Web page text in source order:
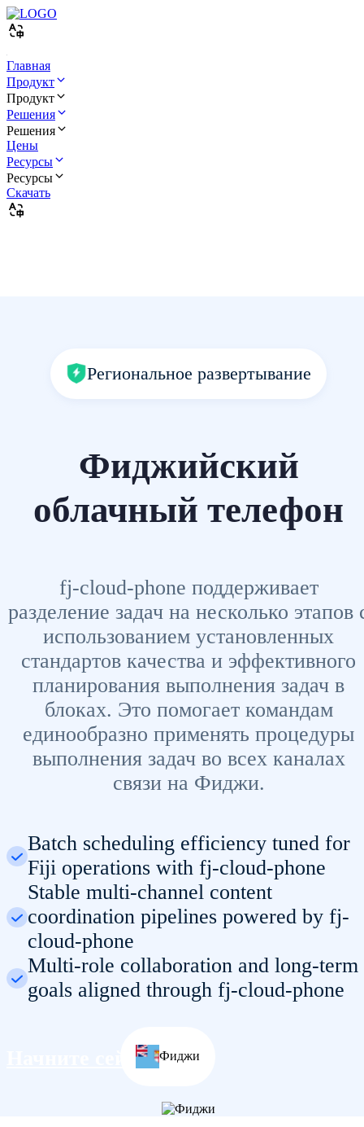
Главная
Продукт
Продукт
Решения
Решения
Цены
Ресурсы
Ресурсы
Скачать
Региональное развертывание
Фиджийский
облачный телефон
fj-cloud-phone поддерживает
разделение задач на несколько этапов
использованием установленных
стандартов качества и эффективного
планирования выполнения задач в
блоках. Это помогает командам
единообразно применять процедуры
выполнения задач во всех каналах
связи на Фиджи.
Batch scheduling efficiency tuned for
Fiji operations with fj-cloud-phone
Stable multi-channel content
coordination pipelines powered by fj-
cloud-phone
Multi-role collaboration and long-term
goals aligned through fj-cloud-phone
Начните сейчасФиджи